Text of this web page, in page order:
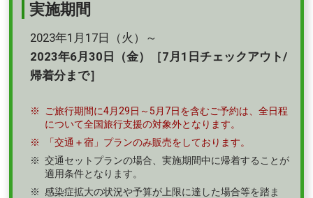
実施期間
2023年1月17日（火）～
2023年6月30日（金）［7月1日チェックアウト/
帰着分まで］
ご旅行期間に4月29日～5月7日を含むご予約は、全日程
について全国旅行支援の対象外となります。
「交通＋宿」プランのみ販売をしております。
交通セットプランの場合、実施期間中に帰着することが
適用条件となります。
感染症拡大の状況や予算が上限に達した場合等を踏ま